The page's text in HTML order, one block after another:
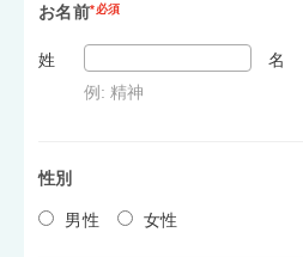
お名前*必須
姓
例: 精神
名
性別
男性 女性